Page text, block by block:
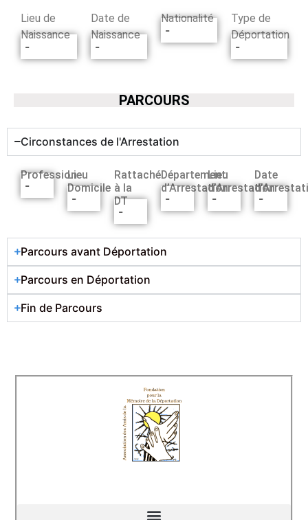
Lieu de
Naissance
-
Date de
Naissance
-
Nationalité
-
Type de
Déportation
-
PARCOURS
Circonstances de l'Arrestation
Profession
-
Lieu
Domicile
-
Rattaché
à la
DT
-
Département
d’Arrestation
-
Lieu
d’Arrestation
-
Date
-
Parcours avant Déportation
Parcours en Déportation
Fin de Parcours